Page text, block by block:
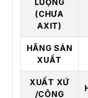
(CHƯA
AXIT)
HÃNG SẢN
XUẤT
XUẤT XỨ
/CÔNG